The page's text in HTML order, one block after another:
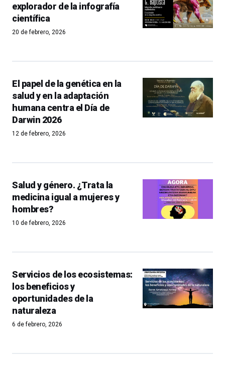
explorador de la infografía
científica
20 de febrero, 2026
El papel de la genética en la
salud y en la adaptación
humana centra el Día de
Darwin 2026
12 de febrero, 2026
Salud y género. ¿Trata la
medicina igual a mujeres y
hombres?
10 de febrero, 2026
Servicios de los ecosistemas:
los beneficios y
oportunidades de la
naturaleza
6 de febrero, 2026